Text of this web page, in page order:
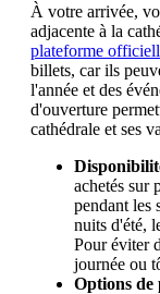
À votre arrivée,
adjacente à la
plateforme
billets, car ils
l'année et des
d'ouverture
cathédrale et ses
achetés sur
pendant les
nuits d'été,
Pour éviter
journée ou
Options de